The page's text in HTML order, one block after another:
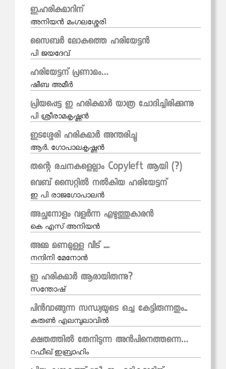
ഇ.ഹരികുമാറിന്
അനിയന്‍ മംഗലശ്ശേരി
സൈബര്‍ ലോകത്തെ ഹരിയേട്ടന്‍
പി ജയദേവ്
ഹരിയേട്ടന് പ്രണാമം…
ഷീബ അമീര്‍
പ്രിയപ്പെട്ട ഇ ഹരികുമാര്‍ യാത്ര ചോദിച്ചിരിക്കുന്നു
പി ശ്രീരാമകൃഷ്ണന്‍
ഇടശ്ശേരി ഹരികുമാർ അന്തരിച്ചു
ആർ. ഗോപാലകൃഷ്ണൻ
തന്റെ രചനകളെല്ലാം Copyleft ആയി (?)
വെബ് സൈറ്റിൽ നൽകിയ ഹരിയേട്ടന്
ഇ പി രാജഗോപാലന്‍
അച്ഛനോളം വളർന്ന എഴുത്തുകാരൻ
കെ എസ് അനിയന്‍
അമ്മ മണമുള്ള വീട് ....
നന്ദിനി മേനോൻ
ഇ ഹരികുമാർ ആരായിരുന്നു?
സന്തോഷ്
പിൻവാങ്ങുന്ന സന്ധ്യയുടെ ഒച്ച കേട്ടിരുന്നതും..
കരുണ്‍ എലമ്പുലാവില്‍
ക്ഷതത്തില്‍ തേനിടുന്ന അന്‍പിനെത്തന്നെ…
റഫീഖ് ഇബ്രാഹിം